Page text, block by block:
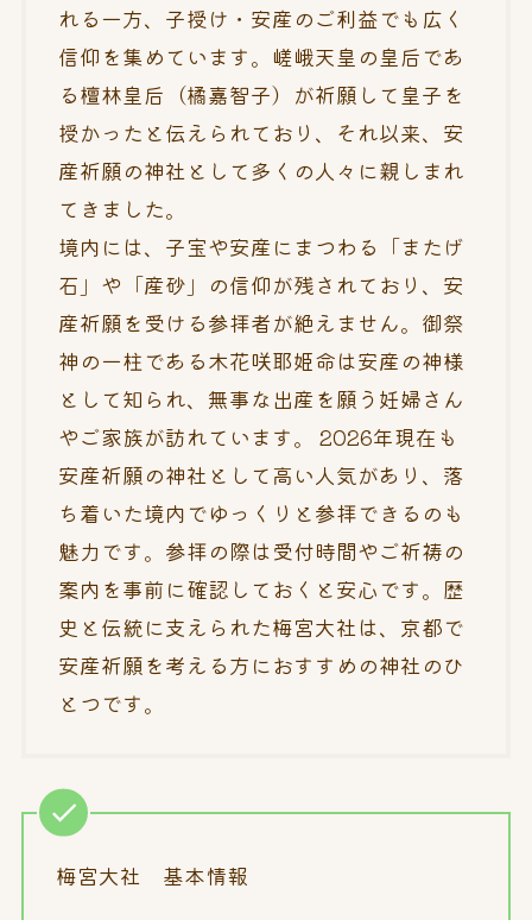
れる一方、子授け・安産のご利益でも広く
信仰を集めています。嵯峨天皇の皇后であ
る檀林皇后（橘嘉智子）が祈願して皇子を
授かったと伝えられており、それ以来、安
産祈願の神社として多くの人々に親しまれ
てきました。
境内には、子宝や安産にまつわる「またげ
石」や「産砂」の信仰が残されており、安
産祈願を受ける参拝者が絶えません。御祭
神の一柱である木花咲耶姫命は安産の神様
として知られ、無事な出産を願う妊婦さん
やご家族が訪れています。 2026年現在も
安産祈願の神社として高い人気があり、落
ち着いた境内でゆっくりと参拝できるのも
魅力です。参拝の際は受付時間やご祈祷の
案内を事前に確認しておくと安心です。歴
史と伝統に支えられた梅宮大社は、京都で
安産祈願を考える方におすすめの神社のひ
とつです。
梅宮大社 基本情報